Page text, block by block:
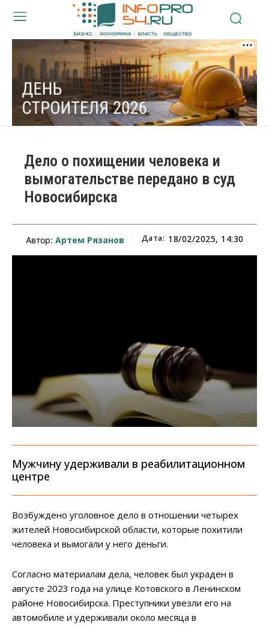
Дело о похищении человека и
вымогательстве передано в суд
Новосибирска
Автор: Артем Рязанов Дата: 18/02/2025, 14:30
Мужчину удерживали в реабилитационном
центре
Возбуждено уголовное дело в отношении четырех
жителей Новосибирской области, которые похитили
человека и вымогали у него деньги.
Согласно материалам дела, человек был украден в
августе 2023 года на улице Котовского в Ленинском
районе Новосибирска. Преступники увезли его на
автомобиле и удерживали около месяца в